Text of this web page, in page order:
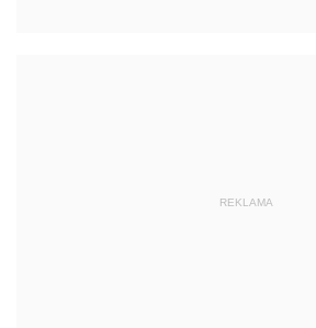
REKLAMA